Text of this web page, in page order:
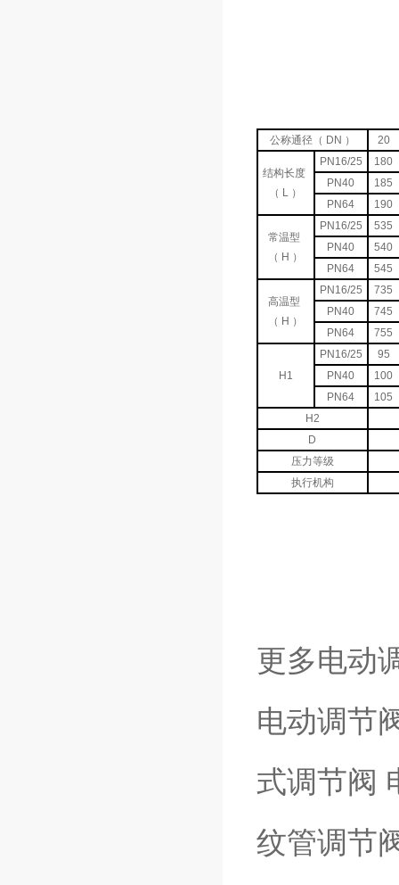
公称通径（ DN ） 20
结构长度
（ L ）
PN16/25
180
PN40
185
PN64
190
常温型
（ H ）
PN16/25
535
PN40
540
PN64
545
高温型
（ H ）
PN16/25
735
PN40
745
PN64
755
H1
PN16/25
95
PN40
100
PN64
105
H2
D
压力等级
执行机构
更多电动
电动调节
式调节阀
纹管调节